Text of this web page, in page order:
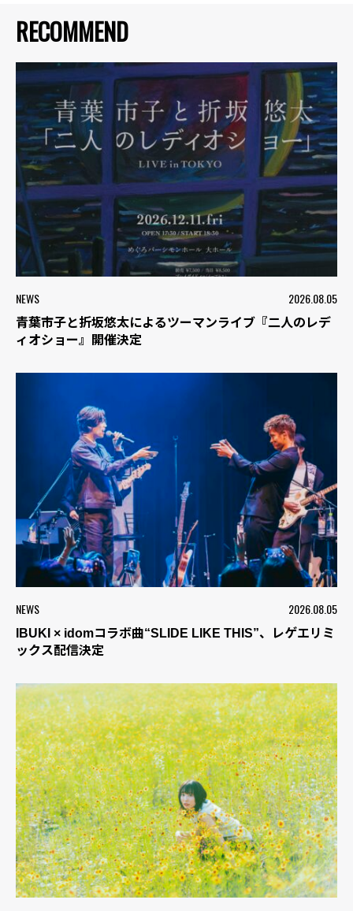
RECOMMEND
NEWS 2026.08.05
青葉市子と折坂悠太によるツーマンライブ『二人のレデ
ィオショー』開催決定
NEWS 2026.08.05
IBUKI × idomコラボ曲“SLIDE LIKE THIS”、レゲエリミ
ックス配信決定